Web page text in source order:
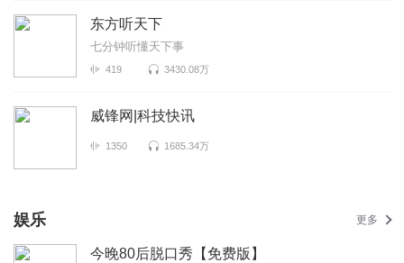
东方听天下
七分钟听懂天下事
419 3430.08万
威锋网|科技快讯
1350 1685.34万
娱乐 更多
今晚80后脱口秀【免费版】